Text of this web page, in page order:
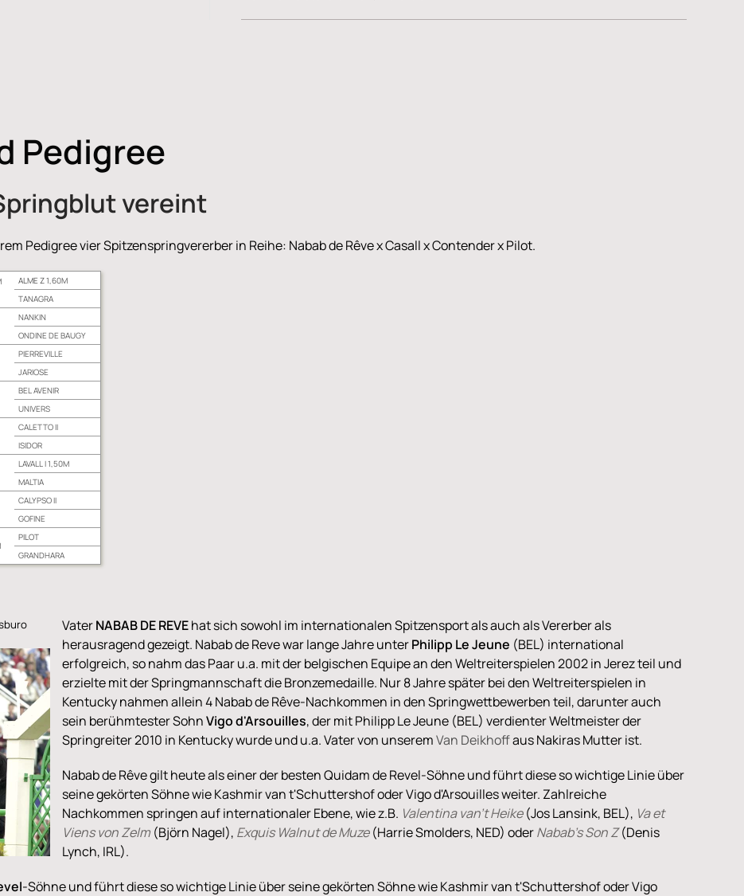
Pedigree
vereint
Pedigree vier Spitzenspringvererber in Reihe: Nabab de Rêve x Casall x Contender x Pilot.
ALME Z1,60M
TANAGRA
NANKIN
ONDINE DE BAUGY
PIERREVILLE
JARIOSE
BEL AVENIR
UNIVERS
CALETTO II
ISIDOR
LAVALL I 1,50M
MALTIA
CALYPSO II
GOFINE
PILOT
GRANDHARA
VaterNABAB DE REVEhat sich sowohl im internationalen Spitzensport als auch als Vererber als
herausragend gezeigt. Nabab de Reve war lange Jahre unterPhilipp Le Jeune (BEL) international
erfolgreich, so nahm das Paar u.a. mit der belgischen Equipe an den Weltreiterspielen 2002 in Jerez teil und
erzielte mit der Springmannschaft die Bronzemedaille. Nur 8 Jahre später bei den Weltreiterspielen in
Kentucky nahmen allein 4 Nabab de Rêve-Nachkommen in den Springwettbewerben teil, darunter auch
sein berühmtester SohnVigo d'Arsouilles, der mit Philipp Le Jeune (BEL) verdienter Weltmeister der
Springreiter 2010 in Kentucky wurde und u.a. Vater von unseremVan Deikhoffaus Nakiras Mutter ist.
Nabab de Rêve gilt heute als einer der besten Quidam de Revel-Söhne und führt diese so wichtige Linie über
seine gekörten Söhne wie Kashmir van t'Schuttershof oder Vigo d'Arsouilles weiter. Zahlreiche
Nachkommen springen auf internationaler Ebene, wie z.B. Valentina van't Heike(Jos Lansink, BEL), Va et
Viens von Zelm (Björn Nagel), Exquis Walnut de Muze(Harrie Smolders, NED) oderNabab's Son Z(Denis
Lynch, IRL).
-Söhne und führt diese so wichtige Linie über seine gekörten Söhne wie Kashmir van t'Schuttershof oder Vigo